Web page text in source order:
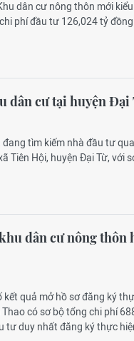
dân cư nông thôn mới
phí đầu tư 126,024 tỷ
dân cư tại huyện Đại
đang tìm kiếm nhà đầu tư
Tiên Hội, huyện Đại Từ, với
dân cư nông thôn
quả mở hồ sơ đăng ký
có sơ bộ tổng chi phí
tư duy nhất đăng ký thực